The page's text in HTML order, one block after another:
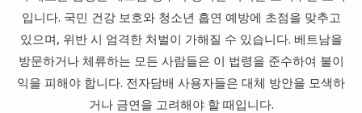
입니다. 국민 건강 보호와 청소년 흡연 예방에 초점을 맞추고
있으며, 위반 시 엄격한 처벌이 가해질 수 있습니다. 베트남을
방문하거나 체류하는 모든 사람들은 이 법령을 준수하여 불이
익을 피해야 합니다. 전자담배 사용자들은 대체 방안을 모색하
거나 금연을 고려해야 할 때입니다.